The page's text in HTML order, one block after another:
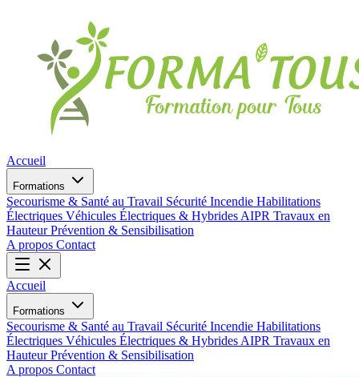
Accueil
Formations
Secourisme & Santé au Travail Sécurité Incendie Habilitations
Électriques Véhicules Électriques & Hybrides AIPR Travaux en
HauteurPrévention & Sensibilisation
A propos Contact
Accueil
Formations
Secourisme & Santé au Travail Sécurité Incendie Habilitations
Électriques Véhicules Électriques & Hybrides AIPR Travaux en
HauteurPrévention & Sensibilisation
A propos Contact